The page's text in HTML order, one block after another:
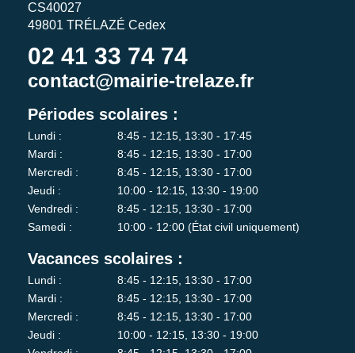
CS40027
49801 TRÉLAZÉ Cedex
02 41 33 74 74
contact@mairie-trelaze.fr
Périodes scolaires :
Lundi :
8:45 - 12:15, 13:30 - 17:45
Mardi :
8:45 - 12:15, 13:30 - 17:00
Mercredi :
8:45 - 12:15, 13:30 - 17:00
Jeudi :
10:00 - 12:15, 13:30 - 19:00
Vendredi :
8:45 - 12:15, 13:30 - 17:00
Samedi :
10:00 - 12:00 (État civil uniquement)
Vacances scolaires :
Lundi :
8:45 - 12:15, 13:30 - 17:00
Mardi :
8:45 - 12:15, 13:30 - 17:00
Mercredi :
8:45 - 12:15, 13:30 - 17:00
Jeudi :
10:00 - 12:15, 13:30 - 19:00